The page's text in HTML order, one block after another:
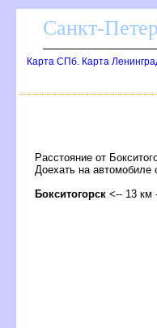
Санкт-
Карта СПб. Карта
Расстояние от
Доехать на автомобиле
Бокситогорск <-- 13 км